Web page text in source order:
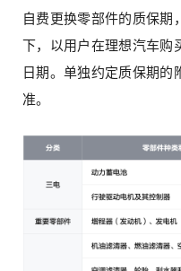
自费更换零部件的质保期
下，以用户在理想汽车购
日期。单独约定质保期的
准。